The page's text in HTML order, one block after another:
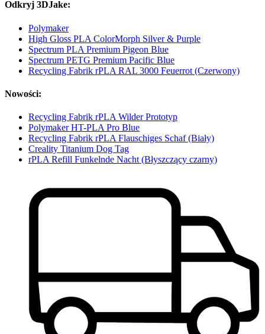
Odkryj 3DJake:
Polymaker
High Gloss PLA ColorMorph Silver & Purple
Spectrum PLA Premium Pigeon Blue
Spectrum PETG Premium Pacific Blue
Recycling Fabrik rPLA RAL 3000 Feuerrot (Czerwony)
Nowości:
Recycling Fabrik rPLA Wilder Prototyp
Polymaker HT-PLA Pro Blue
Recycling Fabrik rPLA Flauschiges Schaf (Biały)
Creality Titanium Dog Tag
rPLA Refill Funkelnde Nacht (Błyszczący czarny)